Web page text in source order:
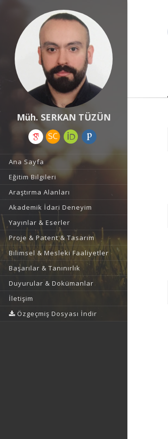
Müh. SERKAN TÜZÜN
Ana Sayfa
Eğitim Bilgileri
Araştırma Alanları
Akademik İdari Deneyim
Yayınlar & Eserler
Proje & Patent & Tasarım
Bilimsel & Mesleki Faaliyetler
Başarılar & Tanınırlık
Duyurular & Dokümanlar
İletişim
Özgeçmiş Dosyası İndir